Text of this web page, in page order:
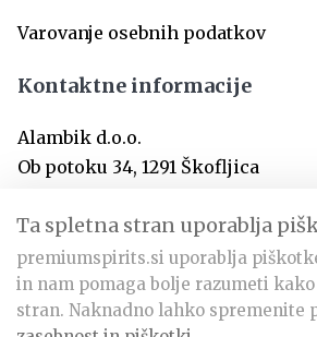
Varovanje osebnih podatkov
Kontaktne informacije
Alambik d.o.o.
Ob potoku 34, 1291 Škofljica
info@premiumspirits.si
+386 31 366 797
Ta spletna stran uporablja
premiumspirits.si uporablja
in nam pomaga bolje razumeti
stran. Naknadno lahko spremenite